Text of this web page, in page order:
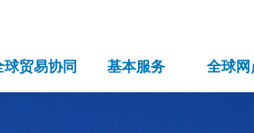
球贸易协同 基本服务 全球网